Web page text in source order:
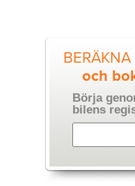
BERÄKNA
och
Börja
bilens